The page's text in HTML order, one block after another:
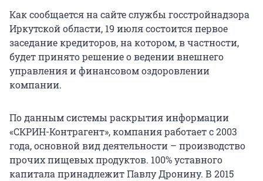
Как сообщается на сайте службы госстройнадзора
Иркутской области, 19 июля состоится первое
заседание кредиторов, на котором, в частности,
будет принято решение о ведении внешнего
управления и финансовом оздоровлении
компании.
По данным системы раскрытия информации
«СКРИН-Контрагент», компания работает с 2003
года, основной вид деятельности – производство
прочих пищевых продуктов. 100% уставного
капитала принадлежит Павлу Дронину. В 2015